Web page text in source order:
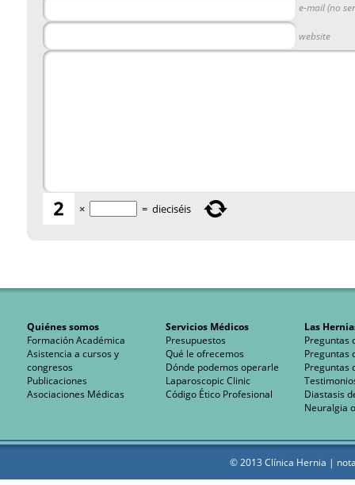
e-mail (no
website
× = dieciséis
Quiénes somos
Formación Académica
Asistencia a cursos y
congresos
Publicaciones
Asociaciones Médicas
Servicios Médicos
Presupuestos
Qué le ofrecemos
Dónde podemos operarle
Laparoscopic Clinic
Código Ético Profesional
Las
Preguntas
Preguntas
Preguntas
Diastasis
Neuralgia
© 2013 Clínica Hernia |